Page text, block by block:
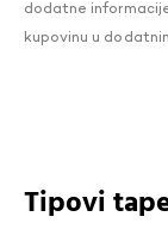
dodatne
kupovinu u
Tipovi